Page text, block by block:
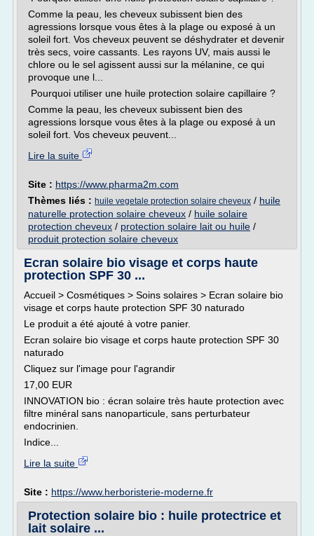
Comme la peau, les cheveux subissent bien des
agressions lorsque vous êtes à la plage ou exposé à un
soleil fort. Vos cheveux peuvent se déshydrater et devenir
très secs, voire cassants. Les rayons UV, mais aussi le
chlore ou le sel agissent aussi sur la mélanine, ce qui
provoque une l...
Pourquoi utiliser une huile protection solaire capillaire ?
Comme la peau, les cheveux subissent bien des
agressions lorsque vous êtes à la plage ou exposé à un
soleil fort. Vos cheveux peuvent...
Lire la suite
Site : https://www.pharma2m.com
Thèmes liés : huile vegetale protection solaire cheveux / huile
naturelle protection solaire cheveux / huile solaire
protection cheveux / protection solaire lait ou huile /
produit protection solaire cheveux
Ecran solaire bio visage et corps haute
protection SPF 30 ...
Accueil > Cosmétiques > Soins solaires > Ecran solaire bio
visage et corps haute protection SPF 30 naturado
Le produit a été ajouté à votre panier.
Ecran solaire bio visage et corps haute protection SPF 30
naturado
Cliquez sur l'image pour l'agrandir
17,00 EUR
INNOVATION bio : écran solaire très haute protection avec
filtre minéral sans nanoparticule, sans perturbateur
endocrinien.
Indice...
Lire la suite
Site : https://www.herboristerie-moderne.fr
Protection solaire bio : huile protectrice et
lait solaire ...